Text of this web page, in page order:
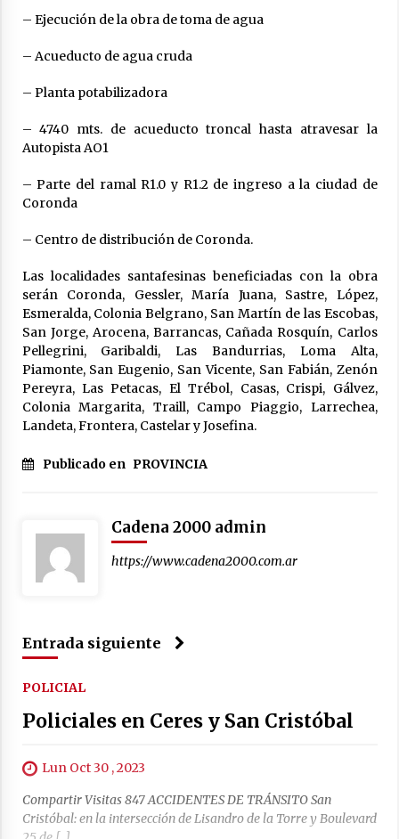
– Ejecución de la obra de toma de agua
– Acueducto de agua cruda
– Planta potabilizadora
– 4740 mts. de acueducto troncal hasta atravesar la
Autopista AO1
– Parte del ramal R1.0 y R1.2 de ingreso a la ciudad de
Coronda
– Centro de distribución de Coronda.
Las localidades santafesinas beneficiadas con la obra
serán Coronda, Gessler, María Juana, Sastre, López,
Esmeralda, Colonia Belgrano, San Martín de las Escobas,
San Jorge, Arocena, Barrancas, Cañada Rosquín, Carlos
Pellegrini, Garibaldi, Las Bandurrias, Loma Alta,
Piamonte, San Eugenio, San Vicente, San Fabián, Zenón
Pereyra, Las Petacas, El Trébol, Casas, Crispi, Gálvez,
Colonia Margarita, Traill, Campo Piaggio, Larrechea,
Landeta, Frontera, Castelar y Josefina.
Publicado en PROVINCIA
Cadena 2000 admin
https://www.cadena2000.com.ar
Entrada siguiente
POLICIAL
Policiales en Ceres y San Cristóbal
Lun Oct 30 , 2023
Compartir Visitas 847 ACCIDENTES DE TRÁNSITO San
Cristóbal: en la intersección de Lisandro de la Torre y Boulevard